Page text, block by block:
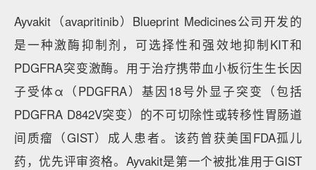
Ayvakit（avapritinib）Blueprint Medicines公司开发的
是一种激酶抑制剂，可选择性和强效地抑制KIT和
PDGFRA突变激酶。用于治疗携带血小板衍生生长因
子受体α（PDGFRA）基因18号外显子突变（包括
PDGFRA D842V突变）的不可切除性或转移性胃肠道
间质瘤（GIST）成人患者。该药曾获美国FDA孤儿
药，优先评审资格。Ayvakit是第一个被批准用于GIST